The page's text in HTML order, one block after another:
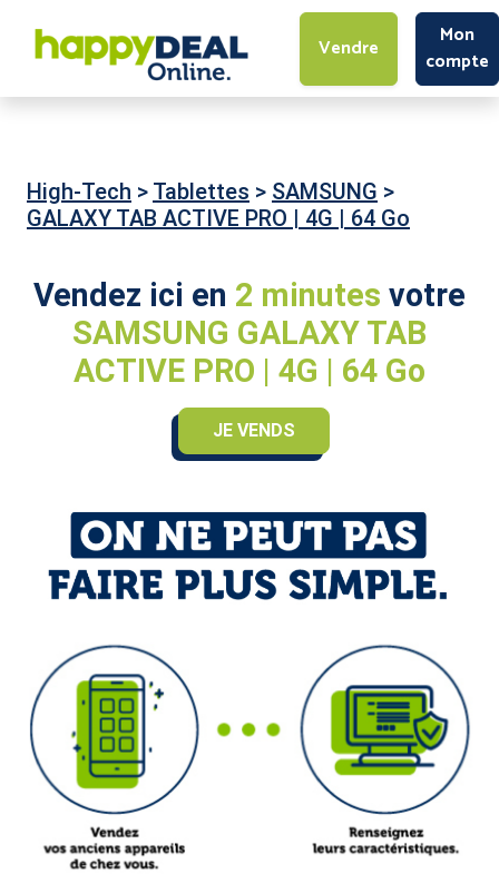
Vendre
Mon
compte
High-Tech > Tablettes > SAMSUNG >
GALAXY TAB ACTIVE PRO | 4G | 64 Go
Vendez ici en 2 minutes votre
SAMSUNG GALAXY TAB
ACTIVE PRO | 4G | 64 Go
JE VENDS